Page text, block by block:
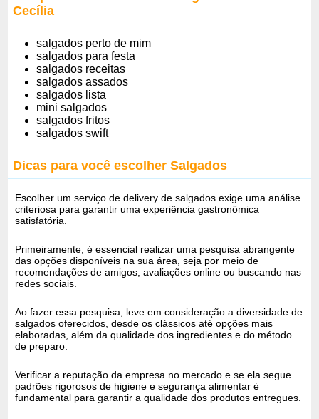
Cecília
salgados perto de mim
salgados para festa
salgados receitas
salgados assados
salgados lista
mini salgados
salgados fritos
salgados swift
Dicas para você escolher Salgados
Escolher um serviço de delivery de salgados exige uma análise
criteriosa para garantir uma experiência gastronômica
satisfatória.
Primeiramente, é essencial realizar uma pesquisa abrangente
das opções disponíveis na sua área, seja por meio de
recomendações de amigos, avaliações online ou buscando nas
redes sociais.
Ao fazer essa pesquisa, leve em consideração a diversidade de
salgados oferecidos, desde os clássicos até opções mais
elaboradas, além da qualidade dos ingredientes e do método
de preparo.
Verificar a reputação da empresa no mercado e se ela segue
padrões rigorosos de higiene e segurança alimentar é
fundamental para garantir a qualidade dos produtos entregues.